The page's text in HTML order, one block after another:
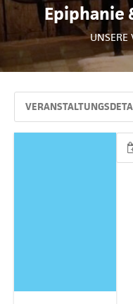
Epiphanie
UNSERE